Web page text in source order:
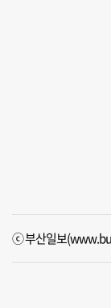
ⓒ 부산일보